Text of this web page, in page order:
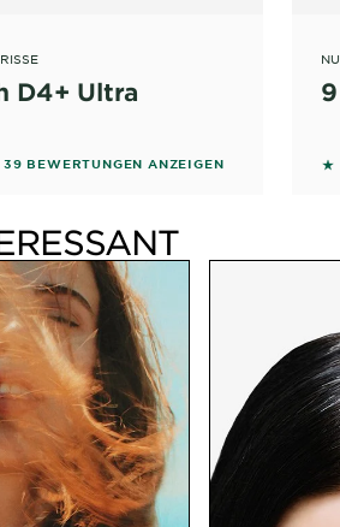
D4+ Ultra
based on reviews
BEWERTUNGEN ANZEIGEN